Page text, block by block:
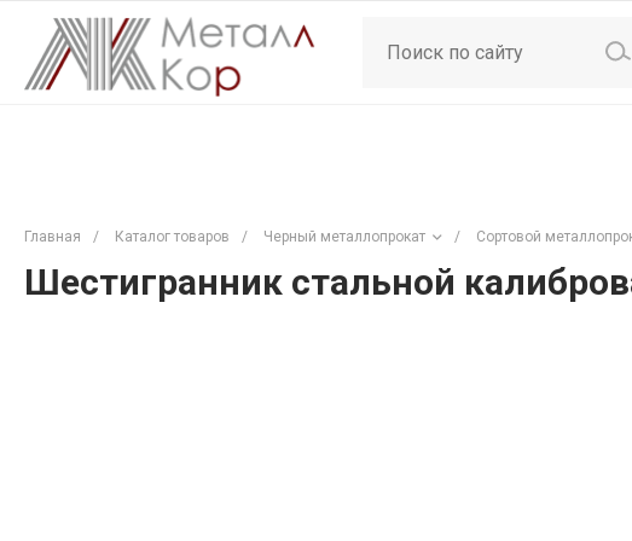
Главная / Каталог товаров / Черный металлопрокат / Сортовой
Шестигранник стальной